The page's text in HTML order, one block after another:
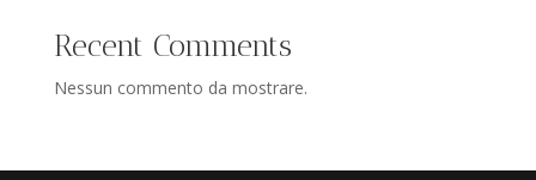
Recent Comments
Nessun commento da mostrare.